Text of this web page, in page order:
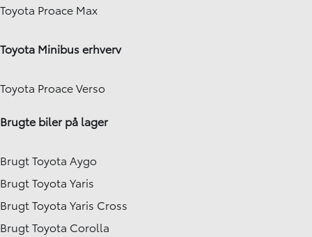
Toyota Proace Max
Toyota Minibus erhverv
Toyota Proace Verso
Brugte biler på lager
Brugt Toyota Aygo
Brugt Toyota Yaris
Brugt Toyota Yaris Cross
Brugt Toyota Corolla